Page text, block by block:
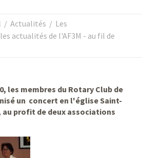
/ Actualités / Les
actualités de l'AF3M - au fil de
les membres du Rotary Club de
un concert en l'église Saint-
au profit de deux associations